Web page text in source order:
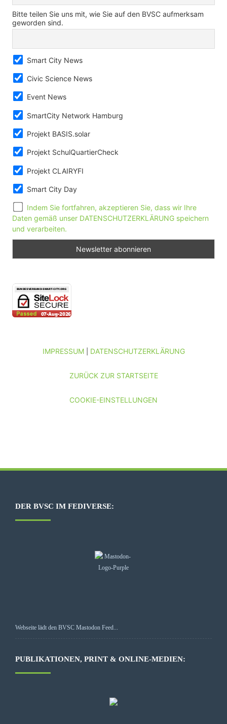
Bitte teilen Sie uns mit, wie Sie auf den BVSC aufmerksam
geworden sind.
Smart City News
Civic Science News
Event News
SmartCity Network Hamburg
Projekt BASIS.solar
Projekt SchulQuartierCheck
Projekt CLAIRYFI
Smart City Day
Indem Sie fortfahren, akzeptieren Sie, dass wir Ihre
Daten gemäß unser DATENSCHUTZERKLÄRUNG speichern
und verarbeiten.
IMPRESSUM| DATENSCHUTZERKLÄRUNG
ZURÜCK ZUR STARTSEITE
COOKIE-EINSTELLUNGEN
DER BVSC IM FEDIVERSE:
Webseite lädt den BVSC Mastodon Feed...
PUBLIKATIONEN, PRINT & ONLINE-MEDIEN: